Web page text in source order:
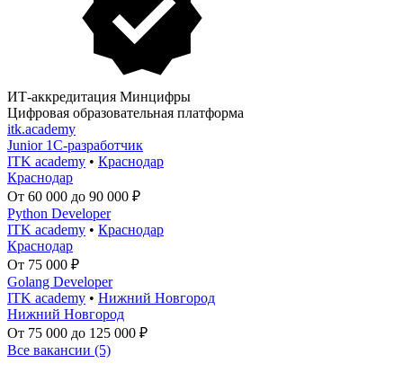
ИТ-аккредитация Минцифры
Цифровая образовательная платформа
itk.academy
Junior 1С-разработчик
ITK academy • Краснодар
Краснодар
От 60 000 до 90 000 ₽
Python Developer
ITK academy • Краснодар
Краснодар
От 75 000 ₽
Golang Developer
ITK academy • Нижний Новгород
Нижний Новгород
От 75 000 до 125 000 ₽
Все вакансии (5)